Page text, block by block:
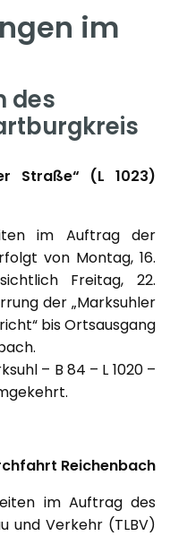
im
des
Straße“ (L 1023)
im Auftrag der
von Montag, 16.
Freitag, 22.
der „Marksuhler
bis Ortsausgang
– B 84 – L 1020 –
Reichenbach
im Auftrag des
und Verkehr (TLBV)